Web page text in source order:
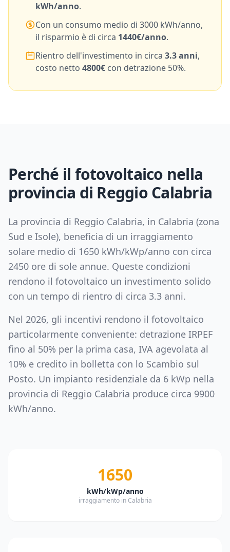
kWh/anno.
Con un consumo medio di 3000 kWh/anno,
il risparmio è di circa 1440€/anno.
Rientro dell'investimento in circa 3.3anni,
costo netto 4800€ con detrazione 50%.
Perché il fotovoltaico nella
provincia di Reggio Calabria
La provincia di Reggio Calabria, in Calabria (zona
Sud e Isole), beneficia di un irraggiamento
solare medio di 1650 kWh/kWp/anno con circa
2450 ore di sole annue. Queste condizioni
rendono il fotovoltaico un investimento solido
con un tempo di rientro di circa 3.3 anni.
Nel 2026, gli incentivi rendono il fotovoltaico
particolarmente conveniente: detrazione IRPEF
fino al 50% per la prima casa, IVA agevolata al
10% e credito in bolletta con lo Scambio sul
Posto. Un impianto residenziale da 6 kWp nella
provincia di Reggio Calabria produce circa 9900
kWh/anno.
1650
kWh/kWp/anno
irraggiamento in Calabria